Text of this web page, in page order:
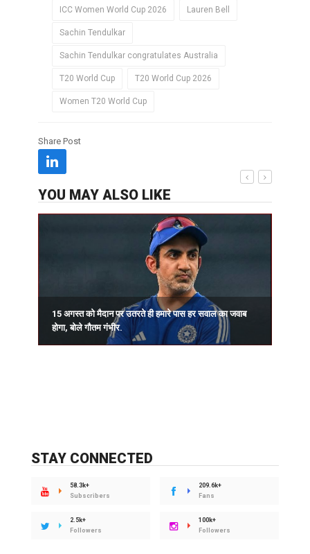
ICC Women World Cup 2026 Lauren Bell
Sachin Tendulkar
Sachin Tendulkar congratulates Australia
T20 World Cup T20 World Cup 2026
Women T20 World Cup
Share Post
YOU MAY ALSO LIKE
15 अगस्त को मैदान पर उतरते ही हमारे पास हर सवाल का जवाब
होगा, बोले गौतम गंभीर.
STAY CONNECTED
58.3k+
Subscribers
209.6k+
Fans
2.5k+
Followers
100k+
Followers